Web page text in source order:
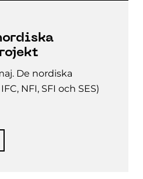
De nordiska
NFI, SFI och SES)